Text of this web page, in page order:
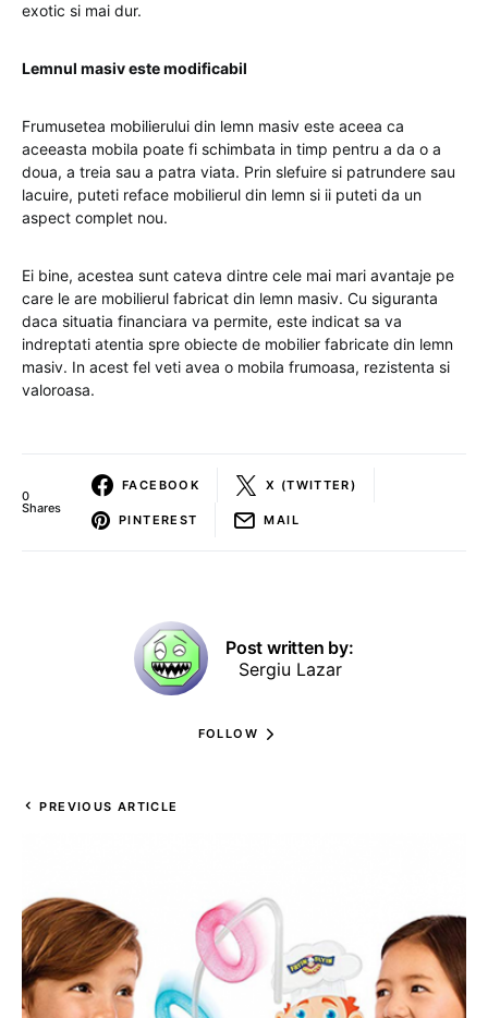
exotic si mai dur.
Lemnul masiv este modificabil
Frumusetea mobilierului din lemn masiv este aceea ca
aceeasta mobila poate fi schimbata in timp pentru a da o a
doua, a treia sau a patra viata. Prin slefuire si patrundere sau
lacuire, puteti reface mobilierul din lemn si ii puteti da un
aspect complet nou.
Ei bine, acestea sunt cateva dintre cele mai mari avantaje pe
care le are mobilierul fabricat din lemn masiv. Cu siguranta
daca situatia financiara va permite, este indicat sa va
indreptati atentia spre obiecte de mobilier fabricate din lemn
masiv. In acest fel veti avea o mobila frumoasa, rezistenta si
valoroasa.
0
Shares
FACEBOOK X (TWITTER)
PINTEREST MAIL
Post written by:
Sergiu Lazar
FOLLOW
PREVIOUS ARTICLE